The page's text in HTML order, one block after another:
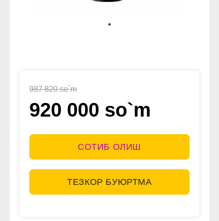
987 820 so`m
920 000 so`m
СОТИБ ОЛИШ
ТЕЗКОР БУЮРТМА